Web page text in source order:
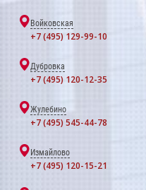
Войковская
+7 (495) 129-99-10
Дубровка
+7 (495) 120-12-35
Жулебино
+7 (495) 545-44-78
Измайлово
+7 (495) 120-15-21